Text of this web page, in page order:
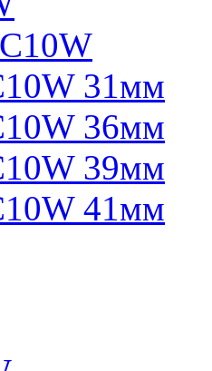
31мм
36мм
39мм
41мм